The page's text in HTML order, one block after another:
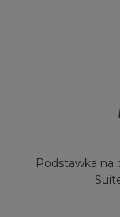
Podstawka na